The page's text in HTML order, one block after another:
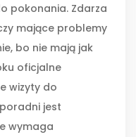
pokonania. Zdarza
mające problemy
bo nie mają jak
oficjalne
wizyty do
jest
wymaga